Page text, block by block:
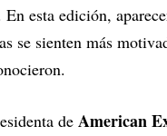
esta edición,
se sienten más
de American